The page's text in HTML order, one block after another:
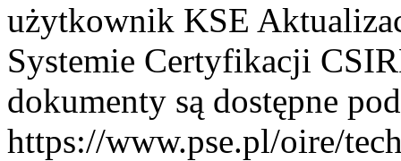
użytkownik KSE
Systemie Certyfikacji
dokumenty są dostępne
https://www.pse.pl/oire/